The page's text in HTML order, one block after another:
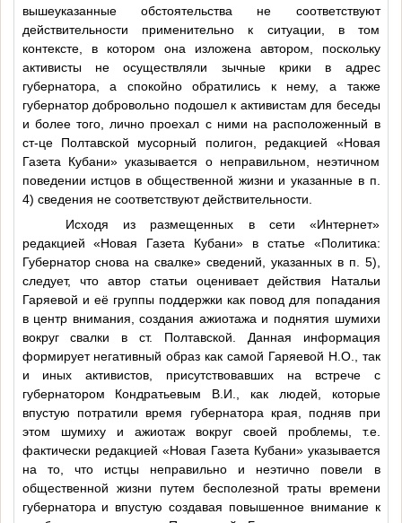
вышеуказанные обстоятельства не соответствуют
действительности применительно к ситуации, в том
контексте, в котором она изложена автором, поскольку
активисты не осуществляли зычные крики в адрес
губернатора, а спокойно обратились к нему, а также
губернатор добровольно подошел к активистам для беседы
и более того, лично проехал с ними на расположенный в
ст-це Полтавской мусорный полигон, редакцией «Новая
Газета Кубани» указывается о неправильном, неэтичном
поведении истцов в общественной жизни и указанные в п.
4) сведения не соответствуют действительности.
Исходя из размещенных в сети «Интернет»
редакцией «Новая Газета Кубани» в статье «Политика:
Губернатор снова на свалке» сведений, указанных в п. 5),
следует, что автор статьи оценивает действия Натальи
Гаряевой и её группы поддержки как повод для попадания
в центр внимания, создания ажиотажа и поднятия шумихи
вокруг свалки в ст. Полтавской. Данная информация
формирует негативный образ как самой Гаряевой Н.О., так
и иных активистов, присутствовавших на встрече с
губернатором Кондратьевым В.И., как людей, которые
впустую потратили время губернатора края, подняв при
этом шумиху и ажиотаж вокруг своей проблемы, т.е.
фактически редакцией «Новая Газета Кубани» указывается
на то, что истцы неправильно и неэтично повели в
общественной жизни путем бесполезной траты времени
губернатора и впустую создавая повышенное внимание к